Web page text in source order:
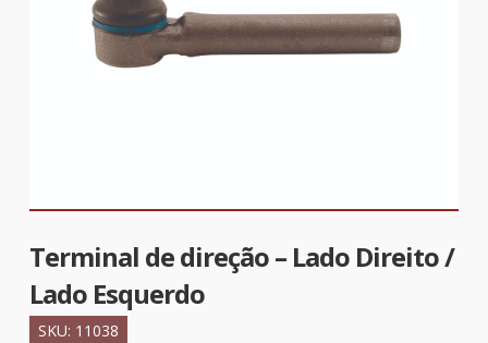
Terminal de direção – Lado Direito /
Lado Esquerdo
SKU: 11038